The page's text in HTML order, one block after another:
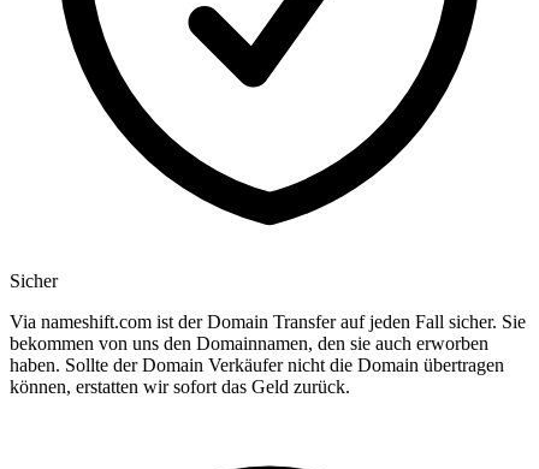
Sicher
Via nameshift.com ist der Domain Transfer auf jeden Fall sicher. Sie
bekommen von uns den Domainnamen, den sie auch erworben
haben. Sollte der Domain Verkäufer nicht die Domain übertragen
können, erstatten wir sofort das Geld zurück.